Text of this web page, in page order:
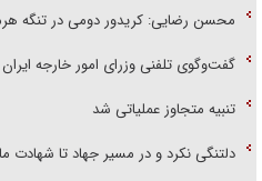
محسن رضایی: کریدور دومی در تنگه
گفت‌وگوی تلفنی وزرای امور خارجه
تنبیه متجاوز عملیاتی شد
دلتنگی نکرد و در مسیر جهاد تا شهادت